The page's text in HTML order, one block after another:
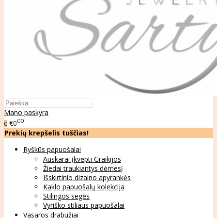
Mano paskyra
0 €000
Prekių krepšelis tuščias!
Ryškūs papuošalai
Auskarai įkvėpti Graikijos
Žiedai traukiantys dėmesį
Išskirtinio dizaino apyrankės
Kaklo papuošalų kolekcija
Stilingos segės
Vyriško stiliaus papuošalai
Vasaros drabužiai